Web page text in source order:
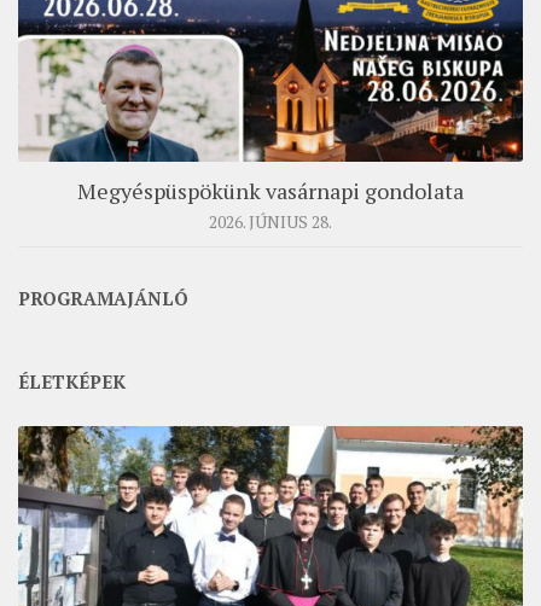
„GYERMEKVÉDELMI” KIHÍVÁSOK KÁNONJOGI
MEGKÖZELÍTÉSBEN
Megyéspüspökünk vasárnapi gondolata
2026. JÚNIUS 28.
PROGRAMAJÁNLÓ
ÉLETKÉPEK